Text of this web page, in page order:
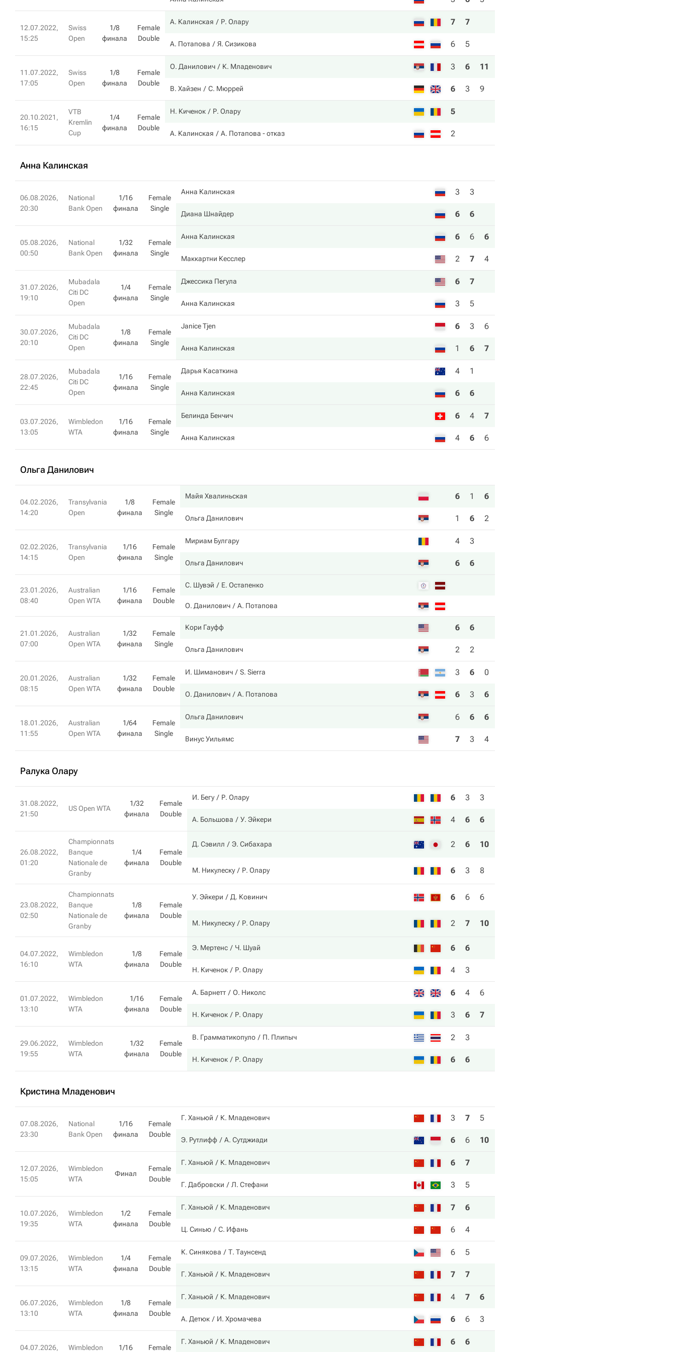
12.07.2022,
15:25
Swiss
Open
1/8
финала
Female
Double
А. Калинская Р. Олару 7 7
А. Потапова Я. Сизикова 6 5
11.07.2022,
17:05
Swiss
Open
1/8
финала
Female
Double
О. Данилович К. Младенович 3 6 11
В. Хайзен С. Мюррей 6 3 9
20.10.2021,
16:15
VTB
Kremlin
Cup
1/4
финала
Female
Double
Н. Киченок Р. Олару 5
А. Калинская А. Потапова - отказ 2
Анна Калинская
06.08.2026,
20:30
National
Bank Open
1/16
финала
Female
Single
Анна Калинская 3 3
Диана Шнайдер 6 6
05.08.2026,
00:50
National
Bank Open
1/32
финала
Female
Single
Анна Калинская 6 6 6
Маккартни Кесслер 2 7 4
31.07.2026,
19:10
Mubadala
Citi DC
Open
1/4
финала
Female
Single
Джессика Пегула 6 7
Анна Калинская 3 5
30.07.2026,
20:10
Mubadala
Citi DC
Open
1/8
финала
Female
Single
Janice Tjen 6 3 6
Анна Калинская 1 6 7
28.07.2026,
22:45
Mubadala
Citi DC
Open
1/16
финала
Female
Single
Дарья Касаткина 4 1
Анна Калинская 6 6
03.07.2026,
13:05
Wimbledon
WTA
1/16
финала
Female
Single
Белинда Бенчич 6 4 7
Анна Калинская 4 6 6
Ольга Данилович
04.02.2026,
14:20
Transylvania
Open
1/8
финала
Female
Single
Майя Хвалиньская 6 1 6
Ольга Данилович 1 6 2
02.02.2026,
14:15
Transylvania
Open
1/16
финала
Female
Single
Мириам Булгару 4 3
Ольга Данилович 6 6
23.01.2026,
08:40
Australian
Open WTA
1/16
финала
Female
Double
С. Шувэй Е. Остапенко
О. Данилович А. Потапова
21.01.2026,
07:00
Australian
Open WTA
1/32
финала
Female
Single
Кори Гауфф 6 6
Ольга Данилович 2 2
20.01.2026,
08:15
Australian
Open WTA
1/32
финала
Female
Double
И. Шиманович S. Sierra 3 6 0
О. Данилович А. Потапова 6 3 6
18.01.2026,
11:55
Australian
Open WTA
1/64
финала
Female
Single
Ольга Данилович 6 6 6
Винус Уильямс 7 3 4
Ралука Олару
31.08.2022,
21:50
US Open WTA
1/32
финала
Female
Double
И. Бегу Р. Олару 6 3 3
А. Большова У. Эйкери 4 6 6
26.08.2022,
01:20
Championnats
Banque
Nationale de
Granby
1/4
финала
Female
Double
Д. Сэвилл Э. Сибахара 2 6 10
М. Никулеску Р. Олару 6 3 8
23.08.2022,
02:50
Championnats
Banque
Nationale de
Granby
1/8
финала
Female
Double
У. Эйкери Д. Ковинич 6 6 6
М. Никулеску Р. Олару 2 7 10
04.07.2022,
16:10
Wimbledon
WTA
1/8
финала
Female
Double
Э. Мертенс Ч. Шуай 6 6
Н. Киченок Р. Олару 4 3
01.07.2022,
13:10
Wimbledon
WTA
1/16
финала
Female
Double
А. Барнетт О. Николс 6 4 6
Н. Киченок Р. Олару 3 6 7
29.06.2022,
19:55
Wimbledon
WTA
1/32
финала
Female
Double
В. Грамматикопуло П. Плипыч 2 3
Н. Киченок Р. Олару 6 6
Кристина Младенович
07.08.2026,
23:30
National
Bank Open
1/16
финала
Female
Double
Г. Ханьюй К. Младенович 3 7 5
Э. Рутлифф А. Сутджиади 6 6 10
12.07.2026,
15:05
Wimbledon
WTA
Финал
Female
Double
Г. Ханьюй К. Младенович 6 7
Г. Дабровски Л. Стефани 3 5
10.07.2026,
19:35
Wimbledon
WTA
1/2
финала
Female
Double
Г. Ханьюй К. Младенович 7 6
Ц. Синью С. Ифань 6 4
09.07.2026,
13:15
Wimbledon
WTA
1/4
финала
Female
Double
К. Синякова Т. Таунсенд 6 5
Г. Ханьюй К. Младенович 7 7
06.07.2026,
13:10
Wimbledon
WTA
1/8
финала
Female
Double
Г. Ханьюй К. Младенович 4 7 6
А. Детюк И. Хромачева 6 6 3
04.07.2026, Wimbledon 1/16 Female
Г. Ханьюй К. Младенович 6 6